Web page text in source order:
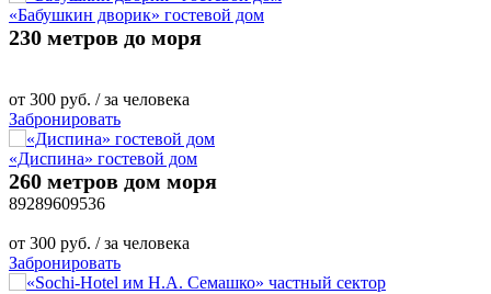
«Бабушкин дворик» гостевой дом
230 метров до моря
от 300 руб. / за человека
Забронировать
«Диспина» гостевой дом
260 метров дом моря
89289609536
от 300 руб. / за человека
Забронировать